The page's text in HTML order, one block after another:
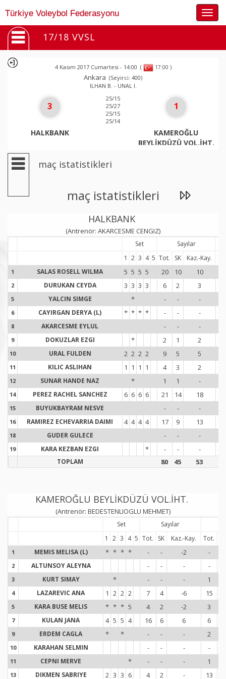
Türkiye Voleybol Federasyonu
17/18 VVSL
4 Kasım 2017 Cumartesi - 14:00 ( 17:00 )
Ankara (Seyirci: 400)
ILHAN B. - UNAL I.
3
HALKBANK
25/15
25/27
25/15
25/14
1
KAMEROĞLU
BEYLİKDÜZÜ VOL.İHT.
maç istatistikleri
maç istatistikleri
HALKBANK
(Antrenör: AKARCESME CENGIZ)
Set
Sayılar
1 2 3 4 5 Tot. SK Kaz.-Kay.
1 SALAS ROSELL WILMA 5 5 5 5 20 10 10
2 DURUKAN CEYDA 3 3 3 3 6 2 3
5 YALCIN SIMGE * - - -
6 CAYIRGAN DERYA (L) * * * * - - -
8 AKARCESME EYLUL - - -
9 DOKUZLAR EZGI * 2 1 2
10 URAL FULDEN 2 2 2 2 9 5 5
11 KILIC ASLIHAN 1 1 1 1 4 3 2
12 SUNAR HANDE NAZ * 1 1 -
14 PEREZ RACHEL SANCHEZ 6 6 6 6 21 14 18
15 BUYUKBAYRAM NESVE - - -
16 RAMIREZ ECHEVARRIA DAIMI 4 4 4 4 17 9 13
18 GUDER GULECE - - -
19 KARA KEZBAN EZGI * - - -
TOPLAM 80 45 53
KAMEROĞLU BEYLİKDÜZÜ VOL.İHT.
(Antrenör: BEDESTENLIOGLU MEHMET)
Set Sayılar
1
2 3 4 5 Tot. SK Kaz.-Kay. Tot.
1 MEMIS MELISA (L) * * * * - - -2 -
2 ALTUNSOY ALEYNA - - - -
3 KURT SIMAY * - - - 1
4 LAZAREVIC ANA 1 2 2 2 7 4 -6 15
5 KARA BUSE MELIS * * * 5 4 2 -2 3
7 KULAN JANA 4 5 5 4 16 6 6 6
9 ERDEM CAGLA * * - - - 2
10 KARAHAN SELMIN - - - -
11 CEPNI MERVE * - - - 1
13 DIKMEN SABRIYE 2 3 3 6 4 2 - 13